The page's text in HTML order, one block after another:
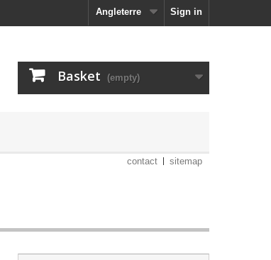
Sign in
Angleterre
Basket (empty)
contact sitemap